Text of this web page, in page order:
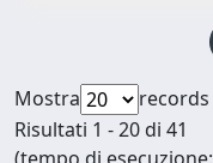
Mostra
records
Risultati 1 - 20 di 41